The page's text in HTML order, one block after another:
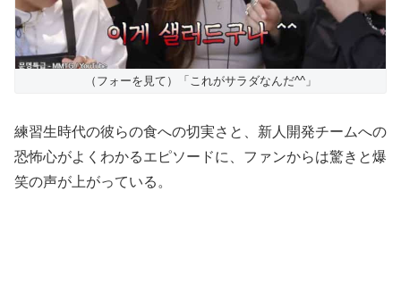
（フォーを見て）「これがサラダなんだ^^」
練習生時代の彼らの食への切実さと、新人開発チームへの
恐怖心がよくわかるエピソードに、ファンからは驚きと爆
笑の声が上がっている。